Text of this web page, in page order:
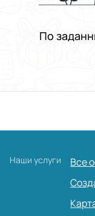
График работы
По
Наши услуги
Все